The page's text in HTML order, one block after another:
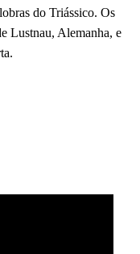
do Triássico. Os
Lustnau, Alemanha, e